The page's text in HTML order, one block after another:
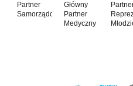
Partner
Samorządowy
Główny
Partner
Medyczny